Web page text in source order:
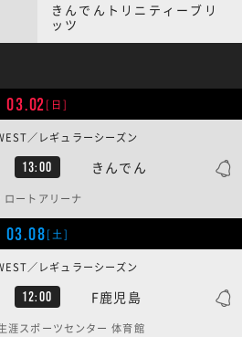
きんでんトリニティーブリ
ッツ
03.02[日]
13:00 きんでん
／レギュラーシーズン
ロートアリーナ
03.08[土]
12:00 F鹿児島
／レギュラーシーズン
涯スポーツセンター 体育館